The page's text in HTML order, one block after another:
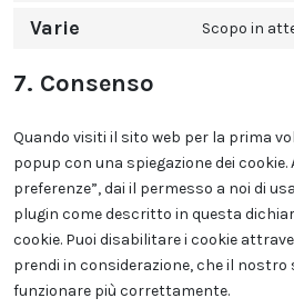
Varie Scopo in
7. Consenso
Quando visiti il sito web per la prima
popup con una spiegazione dei cookie.
preferenze”, dai il permesso a noi di
plugin come descritto in questa
cookie. Puoi disabilitare i cookie
prendi in considerazione, che il
funzionare più correttamente.